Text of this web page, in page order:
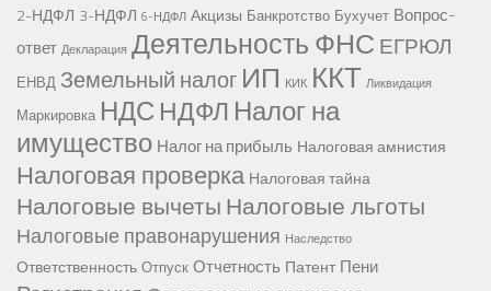
2-НДФЛ 3-НДФЛ 6-НДФЛ Акцизы Банкротство Бухучет Вопрос-
ответ Декларация Деятельность ФНС ЕГРЮЛ
ЕНВД Земельный налог ИП КИК ККТ Ликвидация
Маркировка НДС НДФЛ Налог на
имущество Налог на прибыль Налоговая амнистия
Налоговая проверка Налоговая тайна
Налоговые вычетыНалоговые льготы
Налоговые правонарушения Наследство
Ответственность Отпуск Отчетность Патент Пени